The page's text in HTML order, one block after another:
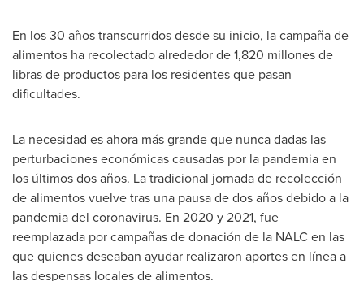
En los 30 años transcurridos desde su inicio, la campaña de
alimentos ha recolectado alrededor de 1,820 millones de
libras de productos para los residentes que pasan
dificultades.
La necesidad es ahora más grande que nunca dadas las
perturbaciones económicas causadas por la pandemia en
los últimos dos años. La tradicional jornada de recolección
de alimentos vuelve tras una pausa de dos años debido a la
pandemia del coronavirus. En 2020 y 2021, fue
reemplazada por campañas de donación de la NALC en las
que quienes deseaban ayudar realizaron aportes en línea a
las despensas locales de alimentos.